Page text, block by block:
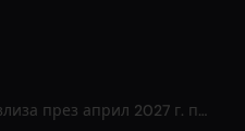
ТВ аниме 'Шодзен' излиза през април 2027 г. по Fuji TV